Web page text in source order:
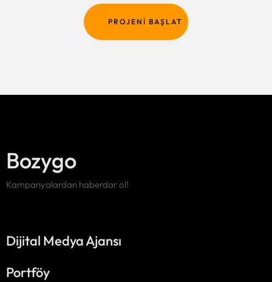
PROJENI BAŞLAT
Bozygo
Kampanyalardan haberdar ol!
Dijital Medya Ajansı
Portföy